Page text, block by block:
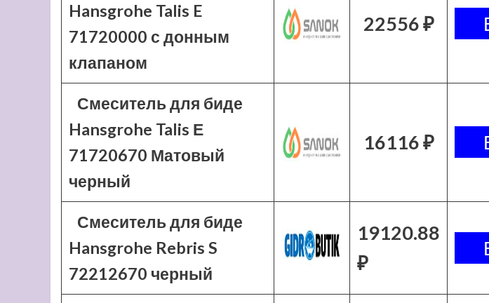
Hansgrohe Talis E
71720000 с донным
клапаном
22556 ₽
Смеситель для биде
Hansgrohe Talis Е
71720670 Матовый
черный
16116 ₽
Смеситель для биде
Hansgrohe Rebris S
72212670 черный
19120.88
₽